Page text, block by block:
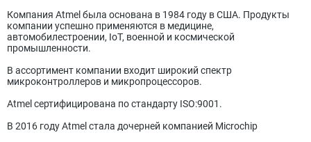
Компания Atmel была основана в 1984 году в США. Продукты
компании успешно применяются в медицине,
автомобилестроении, IoT, военной и космической
промышленности.
В ассортимент компании входит широкий спектр
микроконтроллеров и микропроцессоров.
Atmel сертифицирована по стандарту ISO:9001.
В 2016 году Atmel стала дочерней компанией Microchip